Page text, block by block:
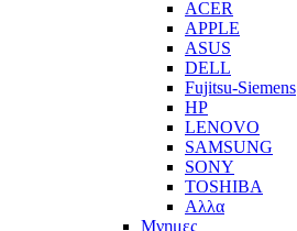
ACER
APPLE
ASUS
DELL
Fujitsu-Siemens
HP
LENOVO
SAMSUNG
SONY
TOSHIBA
Αλλα
Μνημες